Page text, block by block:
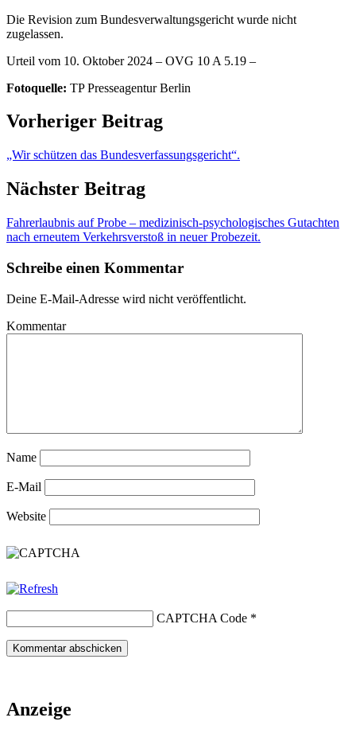
Die Revision zum Bundesverwaltungsgericht wurde nicht
zugelassen.
Urteil vom 10. Oktober 2024 – OVG 10 A 5.19 –
Fotoquelle: TP Presseagentur Berlin
Vorheriger Beitrag
„Wir schützen das Bundesverfassungsgericht“.
Nächster Beitrag
Fahrerlaubnis auf Probe – medizinisch-psychologisches Gutachten
nach erneutem Verkehrsverstoß in neuer Probezeit.
Schreibe einen Kommentar
Deine E-Mail-Adresse wird nicht veröffentlicht.
Kommentar
Name
E-Mail
Website
CAPTCHA Code *
Anzeige